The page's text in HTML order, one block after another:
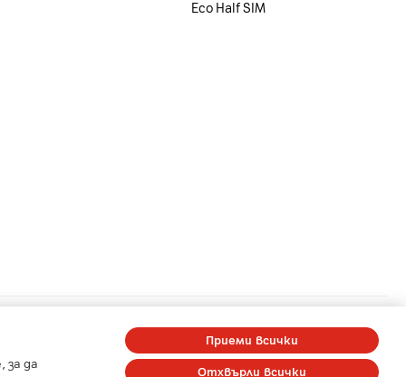
Eco Half SIM
Member of A1 Group
за да
Отхвърли всички
Приеми всички